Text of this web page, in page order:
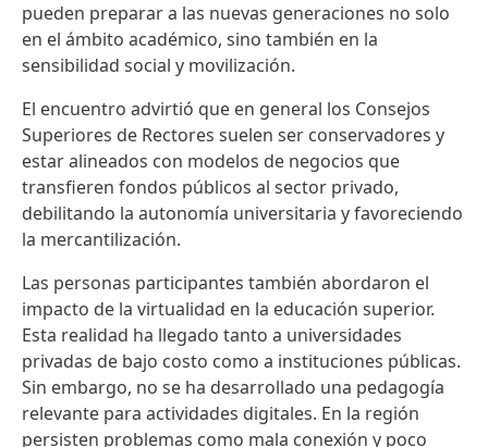
pueden preparar a las nuevas generaciones no solo
en el ámbito académico, sino también en la
sensibilidad social y movilización.
El encuentro advirtió que en general los Consejos
Superiores de Rectores suelen ser conservadores y
estar alineados con modelos de negocios que
transfieren fondos públicos al sector privado,
debilitando la autonomía universitaria y favoreciendo
la mercantilización.
Las personas participantes también abordaron el
impacto de la virtualidad en la educación superior.
Esta realidad ha llegado tanto a universidades
privadas de bajo costo como a instituciones públicas.
Sin embargo, no se ha desarrollado una pedagogía
relevante para actividades digitales. En la región
persisten problemas como mala conexión y poco